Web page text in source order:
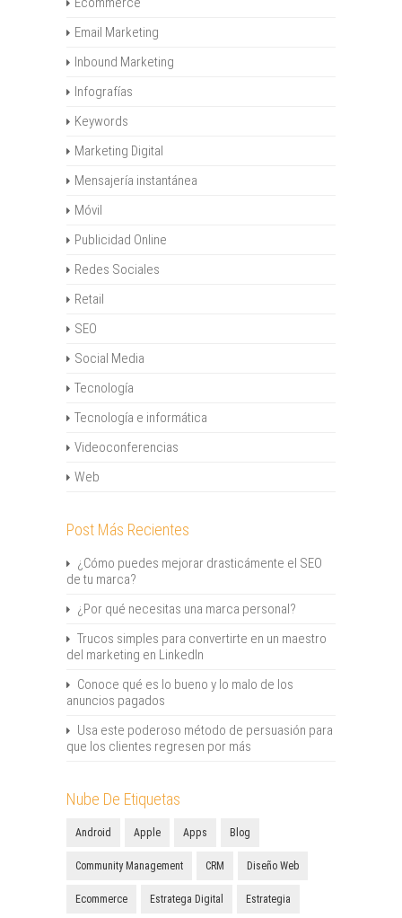
Email Marketing
Inbound Marketing
Infografías
Keywords
Marketing Digital
Mensajería instantánea
Móvil
Publicidad Online
Redes Sociales
Retail
SEO
Social Media
Tecnología
Tecnología e informática
Videoconferencias
Web
Post Más Recientes
¿Cómo puedes mejorar drasticámente el SEO
de tu marca?
¿Por qué necesitas una marca personal?
Trucos simples para convertirte en un maestro
del marketing en LinkedIn
Conoce qué es lo bueno y lo malo de los
anuncios pagados
Usa este poderoso método de persuasión para
que los clientes regresen por más
Nube De Etiquetas
Android Apple Apps Blog
Community Management CRM Diseño Web
Ecommerce Estratega Digital Estrategia